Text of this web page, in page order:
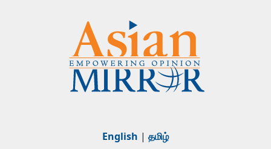
English | தமிழ்